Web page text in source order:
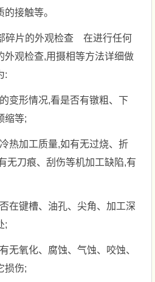
接触等。
碎片的外观检查 在进行任何
外观检查,用摄相等方法详细做
:
变形情况,看是否有镦粗、下
缩等;
热加工质量,如有无过烧、折
无刀痕、刮伤等机加工缺陷,有
在键槽、油孔、尖角、加工深
;
无氧化、腐蚀、气蚀、咬蚀、
损伤;